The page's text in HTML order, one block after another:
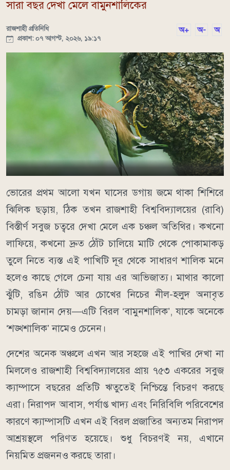
সারা বছর দেখা মেলে বামুনশালিকের
রাজশাহী প্রতিনিধি
প্রকাশ: ০৭ আগস্ট, ২০২৬, ১৯:১৭
অ+ অ- অ
ভোরের প্রথম আলো যখন ঘাসের ডগায় জমে থাকা শিশিরে
ঝিলিক ছড়ায়, ঠিক তখন রাজশাহী বিশ্ববিদ্যালয়ের (রাবি)
বিস্তীর্ণ সবুজ চত্বরে দেখা মেলে এক চঞ্চল অতিথির। কখনো
লাফিয়ে, কখনো দ্রুত ঠোঁট চালিয়ে মাটি থেকে পোকামাকড়
তুলে নিতে ব্যস্ত এই পাখিটি দূর থেকে সাধারণ শালিক মনে
হলেও কাছে গেলে চেনা যায় এর আভিজাত্য। মাথার কালো
ঝুঁটি, রঙিন ঠোঁট আর চোখের নিচের নীল-হলুদ অনাবৃত
চামড়া জানান দেয়—এটি বিরল ‘বামুনশালিক’, যাকে অনেকে
‘শঙ্খশালিক’ নামেও চেনেন।
দেশের অনেক অঞ্চলে এখন আর সহজে এই পাখির দেখা না
মিললেও রাজশাহী বিশ্ববিদ্যালয়ের প্রায় ৭৫৩ একরের সবুজ
ক্যাম্পাসে বছরের প্রতিটি ঋতুতেই নিশ্চিন্তে বিচরণ করছে
এরা। নিরাপদ আবাস, পর্যাপ্ত খাদ্য এবং নিরিবিলি পরিবেশের
কারণে ক্যাম্পাসটি এখন এই বিরল প্রজাতির অন্যতম নিরাপদ
আশ্রয়স্থলে পরিণত হয়েছে। শুধু বিচরণই নয়, এখানে
নিয়মিত প্রজননও করছে তারা।